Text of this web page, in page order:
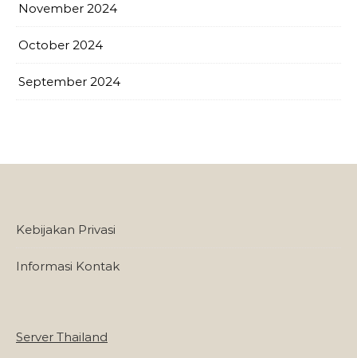
November 2024
October 2024
September 2024
Kebijakan Privasi
Informasi Kontak
Server Thailand